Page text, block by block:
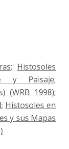
; Histosoles
y Paisaje;
(WRB 1998);
; Histosoles en
y sus Mapas